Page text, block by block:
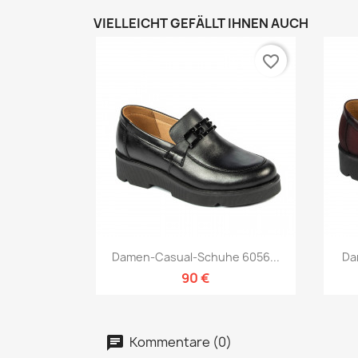
VIELLEICHT GEFÄLLT IHNEN AUCH
Vorschau
Damen-Casual-Schuhe 6056...
90 €
favorite_border
Kommentare (0)